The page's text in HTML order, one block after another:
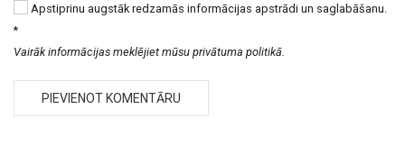
Apstiprinu augstāk redzamās informācijas apstrādi un saglabāšanu.
*
Vairāk informācijas meklējiet mūsu privātuma politikā.